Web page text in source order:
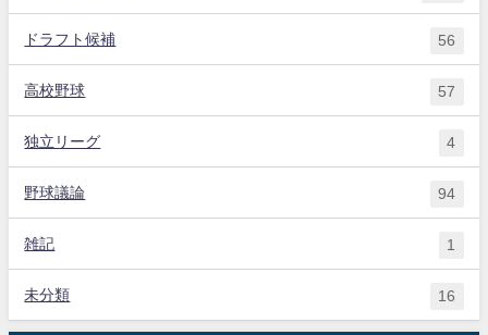
ドラフト候補 56
高校野球 57
独立リーグ 4
野球議論 94
雑記 1
未分類 16